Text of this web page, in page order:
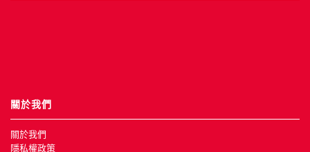
關於我們
關於我們
隱私權政策